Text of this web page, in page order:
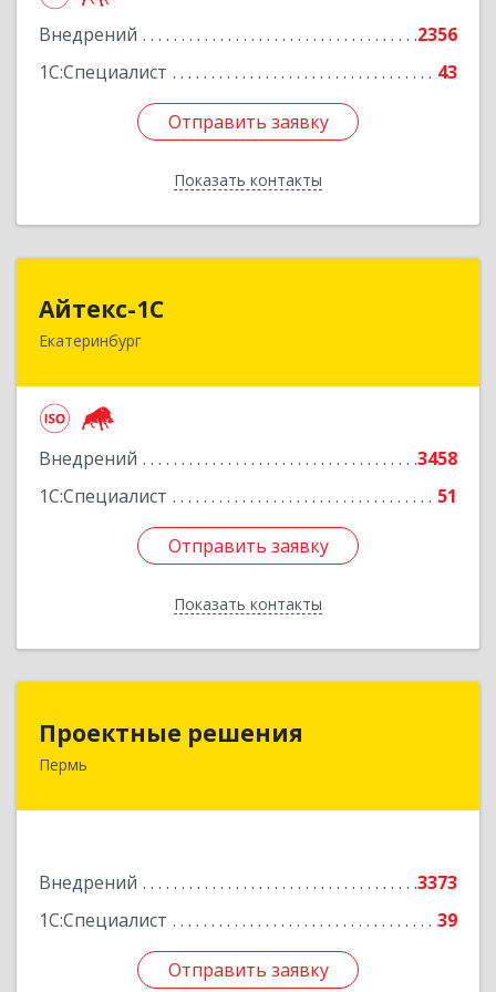
Внедрений
2356
1С:Специалист
43
Отправить заявку
Показать контакты
Отправить заявку
Назад
Айтекс-1С
Екатеринбург
Внедрений
3458
1С:Специалист
51
Отправить заявку
Показать контакты
620041, Свердловская обл, Екатеринбург г,
Отправить заявку
Назад
Проектные решения
Пермь
Внедрений
3373
1С:Специалист
39
Отправить заявку
614087, Пермский край, Пермь г, Малкова ул,
Отправить заявку